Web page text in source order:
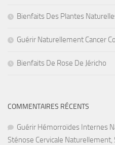
Bienfaits Des Plantes
Guérir Naturellement Cancer
Bienfaits De Rose De Jéricho
COMMENTAIRES RÉCENTS
Guérir Hémorroïdes Internes
Sténose Cervicale Naturellement,